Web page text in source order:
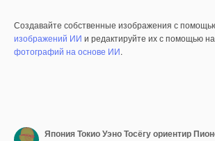
Создавайте собственные изображения с
изображений ИИ и редактируйте их с помощью
фотографий на основе ИИ.
Япония Токио Уэно Тосёгу ориентир